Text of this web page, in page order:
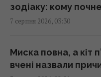
Як вибратися з
може допомогти
01:23 п'ятниця, 07 серпня
зодіаку: кому
7 серпня 2026, 03:30
Миска повна, а кіт
вчені назвали